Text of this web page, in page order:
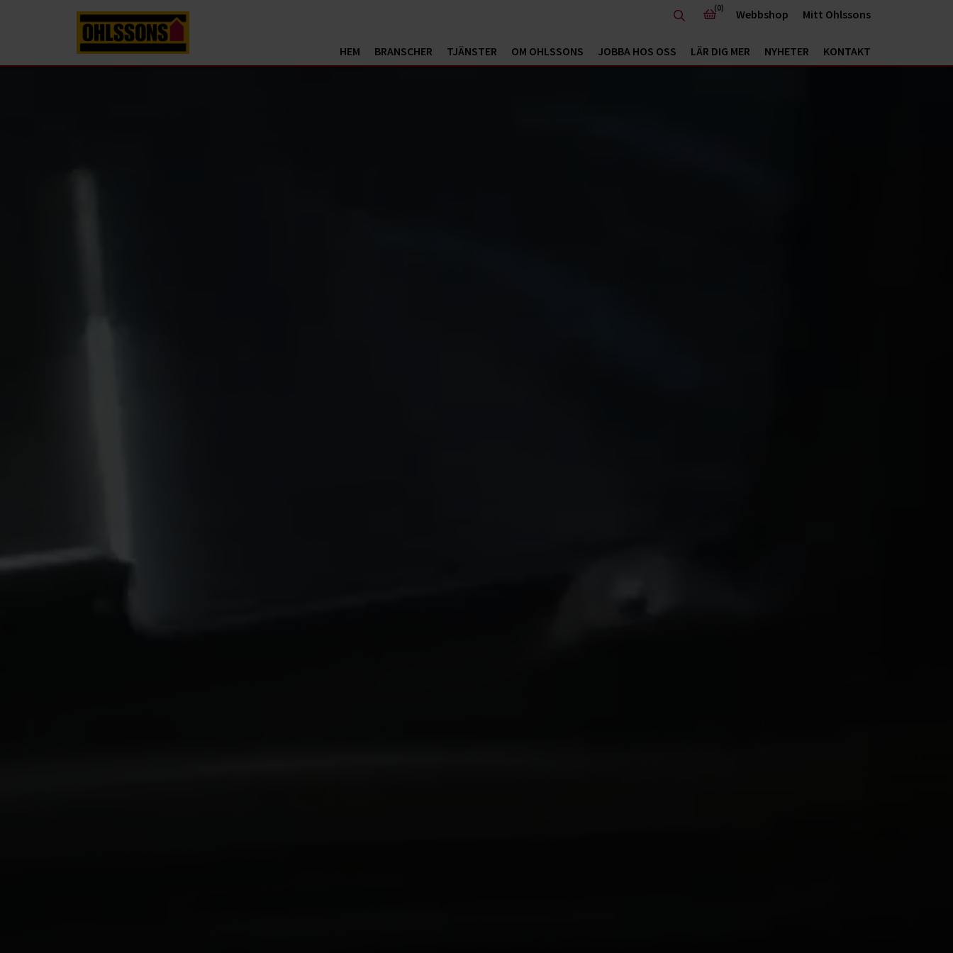
HEM BRANSCHER TJÄNSTER OM OHLSSONS JOBBA HOS OSS LÄR DIG MER NYHETER KONTAKT
(0) Webbshop Mitt Ohlssons